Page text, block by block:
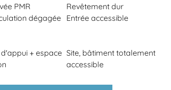
PMR
Revêtement dur
dégagée
Entrée accessible
+ espace Site, bâtiment totalement
accessible